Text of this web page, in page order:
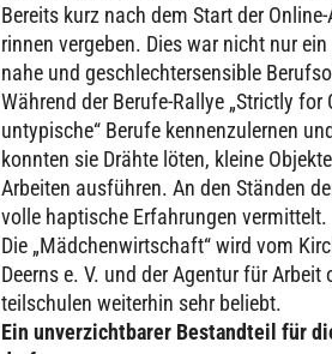
Bereits kurz nach dem Start der
rin­nen vergeben. Dies war nicht nur
nahe und geschlech­ter­sen­si­ble
Während der Berufe-Rallye „Strictly
unty­pi­sche“ Berufe ken­nen­zu­ler­nen
konnten sie Drähte löten, kleine
Arbeiten aus­füh­ren. An den Ständen
volle hap­ti­sche Erfah­run­gen ver­mit­telt.
Die „Mäd­chen­wirt­schaft“ wird vom
Deerns e. V. und der Agentur für
teil­schu­len wei­ter­hin sehr beliebt.
Ein unver­zicht­ba­rer Bestand­teil für